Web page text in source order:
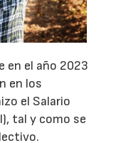
en el año 2023
en los
el Salario
tal y como se